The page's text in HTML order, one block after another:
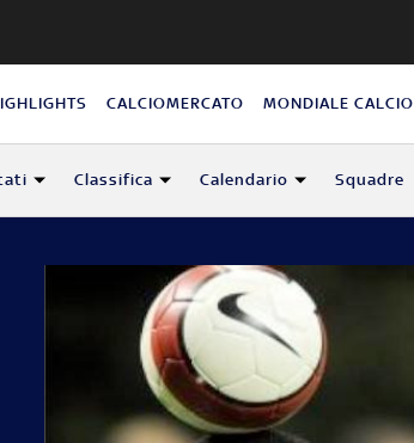
CALCIOMERCATO MONDIALE CALCIO
Classifica Calendario Squadre